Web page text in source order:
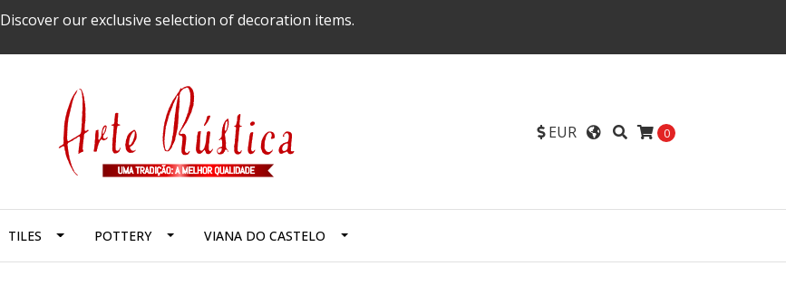
Discover our exclusive selection of decoration items.
EUR 0
TILES POTTERY VIANA DO CASTELO